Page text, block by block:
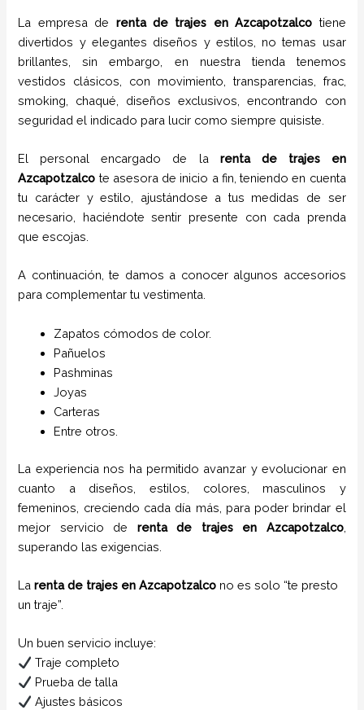
La empresa de renta de trajes enAzcapotzalco tiene
divertidos y elegantes diseños y estilos,
no temas usar
brillantes, sin embargo, en nuestra tienda tenemos
vestidos clásicos, con movimiento, transparencias, frac,
smoking, chaqué, diseños exclusivos, encontrando con
seguridad el indicado para lucir como siempre quisiste.
El personal encargado de la renta de trajes
en
Azcapotzalco te asesora de inicio a fin, teniendo en cuenta
tu carácter y estilo, ajustándose a tus medidas de ser
necesario, haciéndote sentir presente con cada prenda
que escojas.
A continuación, te damos a conocer algunos accesorios
para complementar tu vestimenta.
Zapatos cómodos de color.
Pañuelos
Pashminas
Joyas
Carteras
Entre otros.
La experiencia nos ha permitido avanzar y evolucionar en
cuanto a diseños, estilos, colores, masculinos y
femeninos, creciendo cada día más, para poder brindar el
mejor servicio de renta de trajes en Azcapotzalco,
superando las exigencias.
Larenta de trajes en Azcapotzalco no es solo “te presto
un traje”.
Un buen servicio incluye:
Traje completo
Prueba de talla
Ajustes básicos